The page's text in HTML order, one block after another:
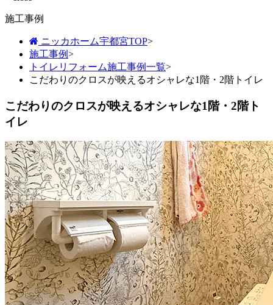
施工事例
ニッカホーム宇都宮TOP>
施工事例>
トイレリフォーム施工事例一覧>
こだわりのクロスが映えるオシャレな1階・2階トイレ
こだわりのクロスが映えるオシャレな1階・2階ト
イレ